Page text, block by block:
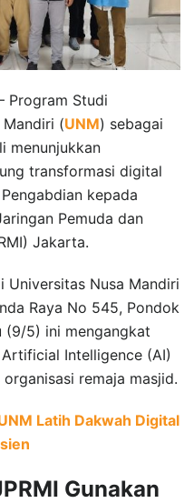
Program Studi
(UNM) sebagai
menunjukkan
transformasi digital
kepada
Pemuda dan
Jakarta.
Universitas Nusa Mandiri
Raya No 545, Pondok
(9/5) ini mengangkat
Intelligence (AI)
remaja masjid.
Latih Dakwah Digital
Gunakan